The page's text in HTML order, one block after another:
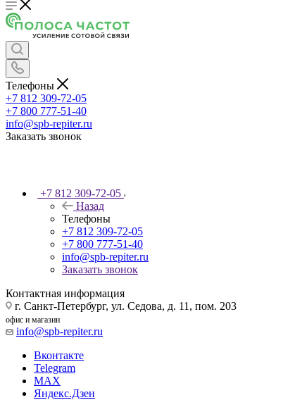
Телефоны
+7 812 309-72-05
+7 800 777-51-40
info@spb-repiter.ru
Заказать звонок
+7 812 309-72-05
Назад
Телефоны
+7 812 309-72-05
+7 800 777-51-40
info@spb-repiter.ru
Заказать звонок
Контактная информация
г. Санкт-Петербург, ул. Седова, д. 11, пом. 203
офис и магазин
info@spb-repiter.ru
Вконтакте
Telegram
MAX
Яндекс.Дзен